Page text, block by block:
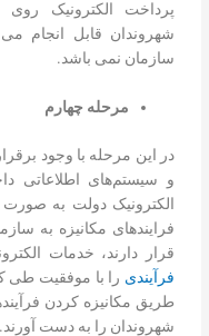
پرداخت الکترونیک روی
شهروندان قابل انجام
سازمان نمی باشد.
مرحله چهارم
در این مرحله با وجود
و سیستم‌های اطلاعاتی
الکترونیک دولت به صورت
فرایندهای مکانیزه به
قرار دارند، خدمات
فرآیندی را با موفقیت طی
طریق مکانیزه کردن
شهروندان را به دست آورند.